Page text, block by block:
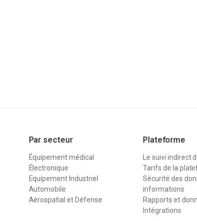
Par secteur
Équipement médical
Électronique
Equipement Industriel
Automobile
Aérospatial et Défense
Plateforme
Le suivi indirect
Tarifs de la
Sécurité des
informations
Rapports et
Intégrations